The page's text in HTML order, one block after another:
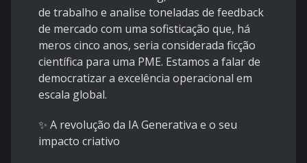
de trabalho e analise toneladas de feedback
de mercado com uma sofisticação que, há
meros cinco anos, seria considerada ficção
científica para uma PME. Estamos a falar de
democratizar a excelência operacional em
escala global.
✨ A revolução da IA Generativa e o seu
impacto criativo